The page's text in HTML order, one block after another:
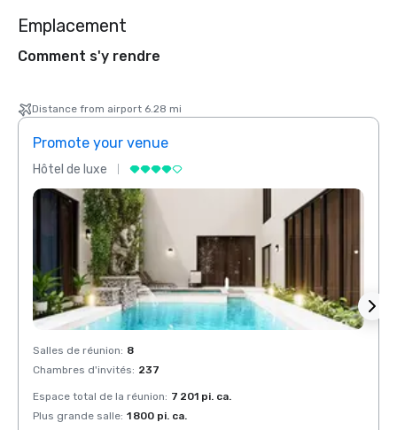
Emplacement
Comment s'y rendre
Distance from airport 6.28 mi
Promote your venue
Hôtel de luxe
Salles de réunion: 8
Chambres d'invités: 237
Espace total de la réunion: 7 201 pi. ca.
Plus grande salle: 1 800 pi. ca.